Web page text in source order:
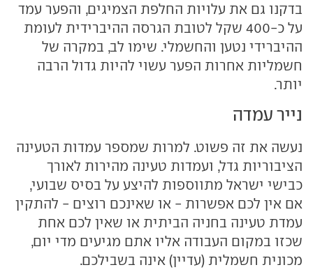
בדקנו גם את עלויות החלפת הצמיגים, והפער עמד
על כ-400 שקל לטובת הגרסה ההיברידית לעומת
ההיברידי נטען והחשמלי. שימו לב, במקרה של
חשמליות אחרות הפער עשוי להיות גדול הרבה
יותר.
נייר עמדה
נעשה את זה פשוט. למרות שמספר עמדות הטעינה
הציבוריות גדל, ועמדות טעינה מהירות לאורך
כבישי ישראל מתווספות להיצע על בסיס שבועי,
אם אין לכם אפשרות - או שאינכם רוצים - להתקין
עמדת טעינה בחניה הביתית או שאין לכם אחת
שכזו במקום העבודה אליו אתם מגיעים מדי יום,
מכונית חשמלית (עדיין) אינה בשבילכם.